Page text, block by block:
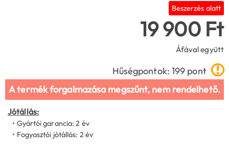
Beszerzés alatt
19 900 Ft
Áfával együtt
Hűségpontok: 199 pont
A termék forgalmazása megszűnt, nem rendelhető.
Jótállás:
• Gyártói garancia: 2 év
• Fogyasztói jótállás: 2 év